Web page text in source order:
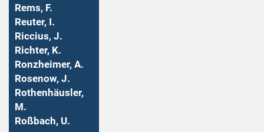
Rems, F.
Reuter, I.
Riccius, J.
Richter, K.
Ronzheimer, A.
Rosenow, J.
Rothenhäusler,
M.
Roßbach, U.